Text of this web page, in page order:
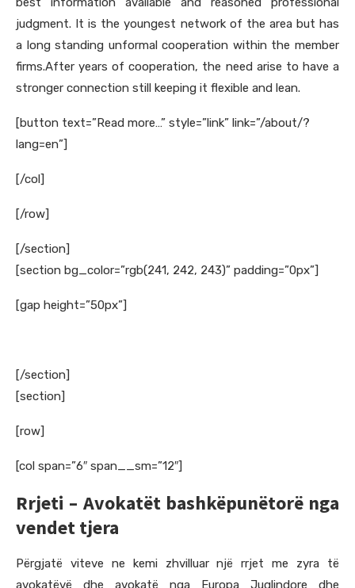
judgment. It is the youngest network of the area but has
a long standing unformal cooperation within the member
firms.After years of cooperation, the need arise to have a
stronger connection still keeping it flexible and lean.
[button text=”Read more…” style=”link” link=”/about/?
lang=en”]
[/col]
[/row]
[/section]
[section bg_color=”rgb(241, 242, 243)” padding=”0px”]
[gap height=”50px”]
[/section]
[section]
[row]
[col span=”6″ span__sm=”12″]
Rrjeti – Avokatët bashkëpunëtorë nga
vendet tjera
Përgjatë viteve ne kemi zhvilluar një rrjet me zyra të
avokatëvë dhe avokatë nga Europa Juglindore dhe